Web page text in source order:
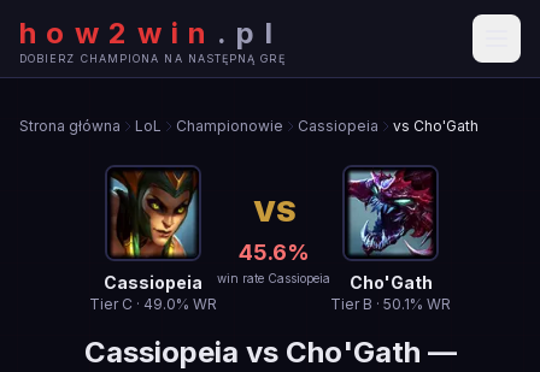
how2win . pl
DOBIERZ CHAMPIONA NA NASTĘPNĄ GRĘ
Strona główna LoL Championowie Cassiopeia vs Cho'Gath
Cassiopeia
Tier C · 49.0% WR
VS
45.6%
win rate Cassiopeia Cho'Gath
Tier B · 50.1% WR
Cassiopeia vs Cho'Gath —